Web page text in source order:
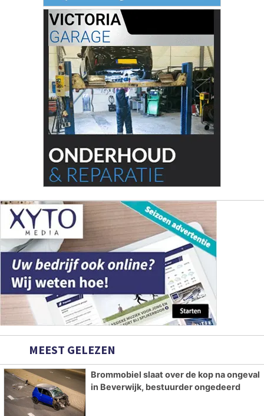
MEEST GELEZEN
Brommobiel slaat over de kop na ongeval
in Beverwijk, bestuurder ongedeerd